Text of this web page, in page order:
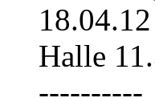
18.04.12
Halle